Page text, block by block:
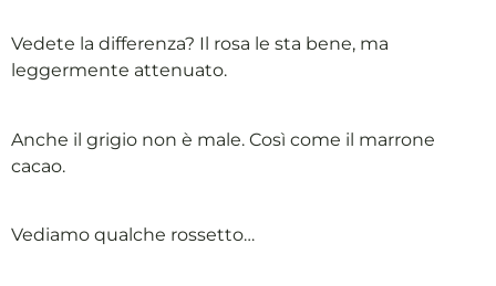
Vedete la differenza? Il rosa le sta bene, ma
leggermente attenuato.
Anche il grigio non è male. Così come il marrone
cacao.
Vediamo qualche rossetto…